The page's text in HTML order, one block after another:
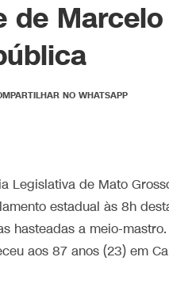
de
Legislativa de Mato
estadual às 8h
hasteadas a meio-
aos 87 anos (23) em